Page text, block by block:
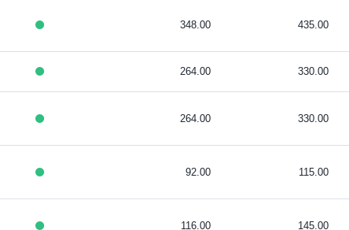
348.00 435.00
264.00 330.00
264.00 330.00
92.00 115.00
116.00 145.00